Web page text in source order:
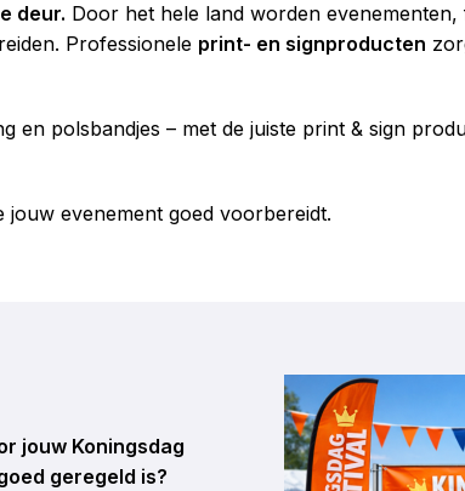
deur. Door het hele land worden
Professionele print- en signproducten
en polsbandjes – met de juiste print & sign
jouw evenement goed voorbereidt.
jouw Koningsdag
geregeld is?